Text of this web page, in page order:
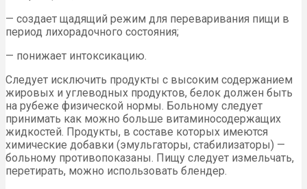
— создает щадящий режим для переваривания пищи в
период лихорадочного состояния;
— понижает интоксикацию.
Следует исключить продукты с высоким содержанием
жировых и углеводных продуктов, белок должен быть
на рубеже физической нормы. Больному следует
принимать как можно больше витаминосодержащих
жидкостей. Продукты, в составе которых имеются
химические добавки (эмульгаторы, стабилизаторы) —
больному противопоказаны. Пищу следует измельчать,
перетирать, можно использовать блендер.